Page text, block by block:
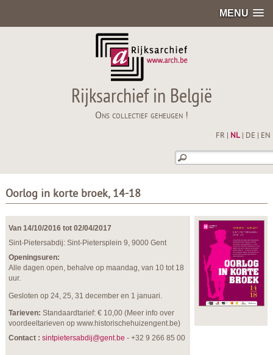
MENU
Rijksarchief in België
Ons collectief geheugen !
FR NL| DE EN
Oorlog in korte broek, 14-18
Van 14/10/2016 tot 02/04/2017
Sint-Pietersabdij: Sint-Pietersplein 9, 9000 Gent
Openingsuren:
Alle dagen open, behalve op maandag, van 10 tot 18
uur.
Gesloten op 24, 25, 31 december en 1 januari.
Tarieven: Standaardtarief: € 10,00 (Meer info over
voordeeltarieven op www.historischehuizengent.be)
Contact : sintpietersabdij@gent.be - +32 9 266 85 00